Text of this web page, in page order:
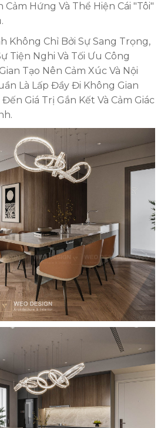
Cảm Hứng Và Thể Hiện Cái "tôi"
Không Chỉ Bởi Sự Sang Trọng,
Tiện Nghi Và Tối Ưu Công
Tạo Nên Cảm Xúc Và Nội
Là Lấp Đầy Đi Không Gian
Giá Trị Gắn Kết Và Cảm Giác